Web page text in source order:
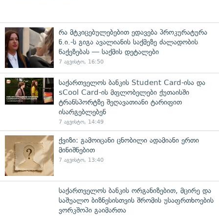
რა მტკიცებულებებით ედავება პროკურატურა
ნ.ი.-ს გიგა ავალიანის საქმეზე ძალადობის
წაქეზებას — საქმის დეტალები
7 აგვისტო, 16:50
საქართველოს ბანკის Student Card-ისა და
sCool Card-ის მფლობელები ქუთაისში
ტრანსპორტზე შეღავათიანი ტარიფით
ისარგებლებენ
7 აგვისტო, 14:49
ქვიზი: გამოიცანი ცნობილი ადამიანი ერთი
მინიშნებით
7 აგვისტო, 13:40
საქართველოს ბანკის ორგანიზებით, მცირე და
საშუალო ბიზნესისთვის შრომის უსაფრთხოების
ვორკშოპი გაიმართა